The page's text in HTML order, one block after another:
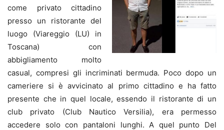
come privato cittadino
presso un ristorante del
luogo (Viareggio (LU) in
Toscana) con
abbigliamento molto
casual, compresi gli incriminati bermuda. Poco dopo un
cameriere si è avvicinato al primo cittadino e ha fatto
presente che in quel locale, essendo il ristorante di un
club privato (Club Nautico Versilia), era permesso
accedere solo con pantaloni lunghi. A quel punto Del